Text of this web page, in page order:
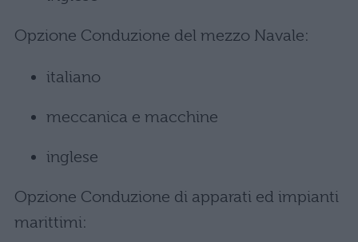
Opzione Conduzione del mezzo Navale:
italiano
meccanica e macchine
inglese
Opzione Conduzione di apparati ed impianti
marittimi: